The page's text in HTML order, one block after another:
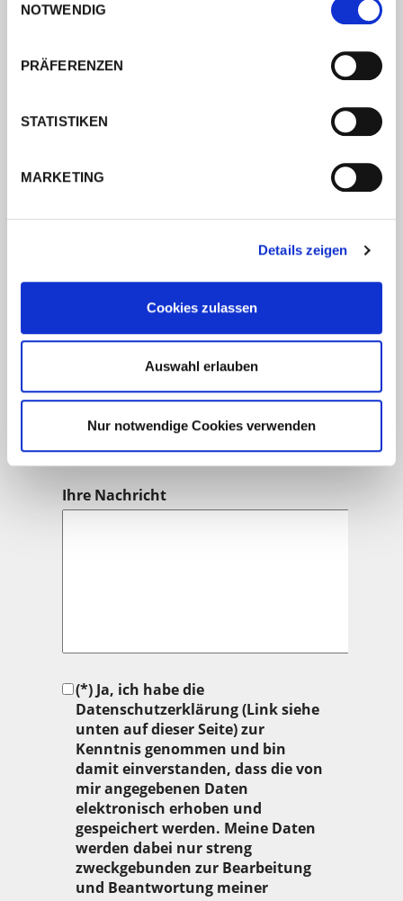
NOTWENDIG
PRÄFERENZEN
STATISTIKEN
MARKETING
Details zeigen
Cookies zulassen
Auswahl erlauben
Nur notwendige Cookies verwenden
Fon: 05257/934905
Mail:almut[at]thoering-wortart.de
Name/Vorname
E-Mail (*)
Ihre Nachricht
(*) Ja, ich habe die
Datenschutzerklärung (Link siehe
unten auf dieser Seite) zur
Kenntnis genommen und bin
damit einverstanden, dass die von
mir angegebenen Daten
elektronisch erhoben und
gespeichert werden. Meine Daten
werden dabei nur streng
zweckgebunden zur Bearbeitung
und Beantwortung meiner